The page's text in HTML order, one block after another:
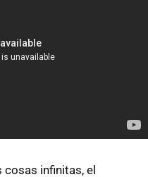
infinitas, el